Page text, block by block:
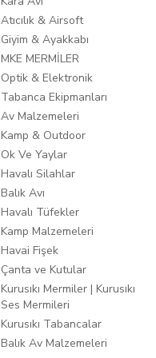
Atıcılık & Airsoft
Giyim & Ayakkabı
MKE MERMİLER
Optik & Elektronik
Tabanca Ekipmanları
Av Malzemeleri
Kamp & Outdoor
Ok Ve Yaylar
Havalı Silahlar
Balık Avı
Havalı Tüfekler
Kamp Malzemeleri
Havai Fişek
Çanta ve Kutular
Kurusıkı Mermiler | Kurusıkı
Ses Mermileri
Kurusıkı Tabancalar
Balık Av Malzemeleri